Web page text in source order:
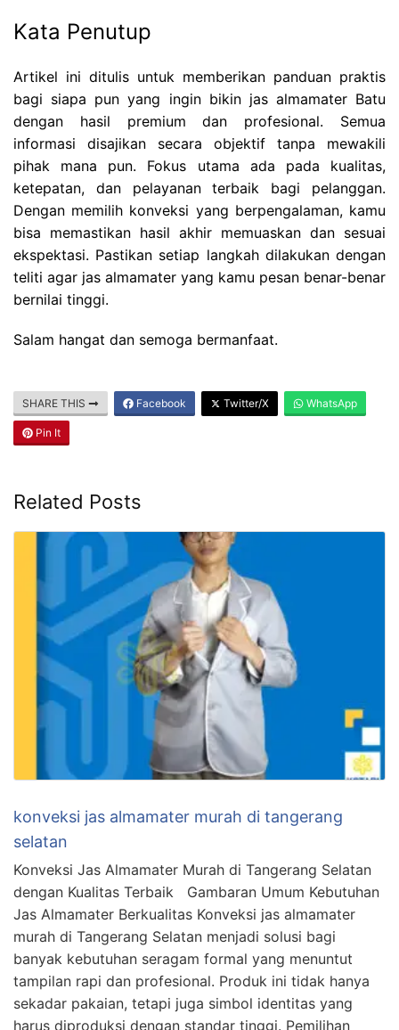
Kata Penutup
Artikel ini ditulis untuk memberikan panduan praktis
bagi siapa pun yang ingin bikin jas almamater Batu
dengan hasil premium dan profesional. Semua
informasi disajikan secara objektif tanpa mewakili
pihak mana pun. Fokus utama ada pada kualitas,
ketepatan, dan pelayanan terbaik bagi pelanggan.
Dengan memilih konveksi yang berpengalaman, kamu
bisa memastikan hasil akhir memuaskan dan sesuai
ekspektasi. Pastikan setiap langkah dilakukan dengan
teliti agar jas almamater yang kamu pesan benar-benar
bernilai tinggi.
Salam hangat dan semoga bermanfaat.
SHARE THIS Facebook Twitter/X WhatsApp
Pin It
Related Posts
konveksi jas almamater murah di tangerang
selatan
Konveksi Jas Almamater Murah di Tangerang Selatan
dengan Kualitas Terbaik Gambaran Umum Kebutuhan
Jas Almamater Berkualitas Konveksi jas almamater
murah di Tangerang Selatan menjadi solusi bagi
banyak kebutuhan seragam formal yang menuntut
tampilan rapi dan profesional. Produk ini tidak hanya
sekadar pakaian, tetapi juga simbol identitas yang
harus diproduksi dengan standar tinggi. Pemilihan